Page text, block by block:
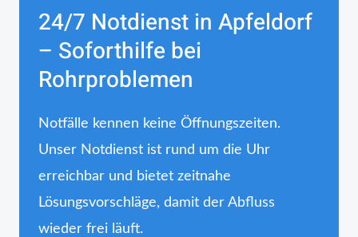
24/7 Notdienst in Apfeldorf
– Soforthilfe bei
Rohrproblemen
Notfälle kennen keine Öffnungszeiten.
Unser Notdienst ist rund um die Uhr
erreichbar und bietet zeitnahe
Lösungsvorschläge, damit der Abfluss
wieder frei läuft.